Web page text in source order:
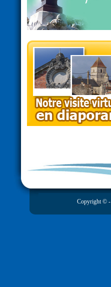
Copyright © -